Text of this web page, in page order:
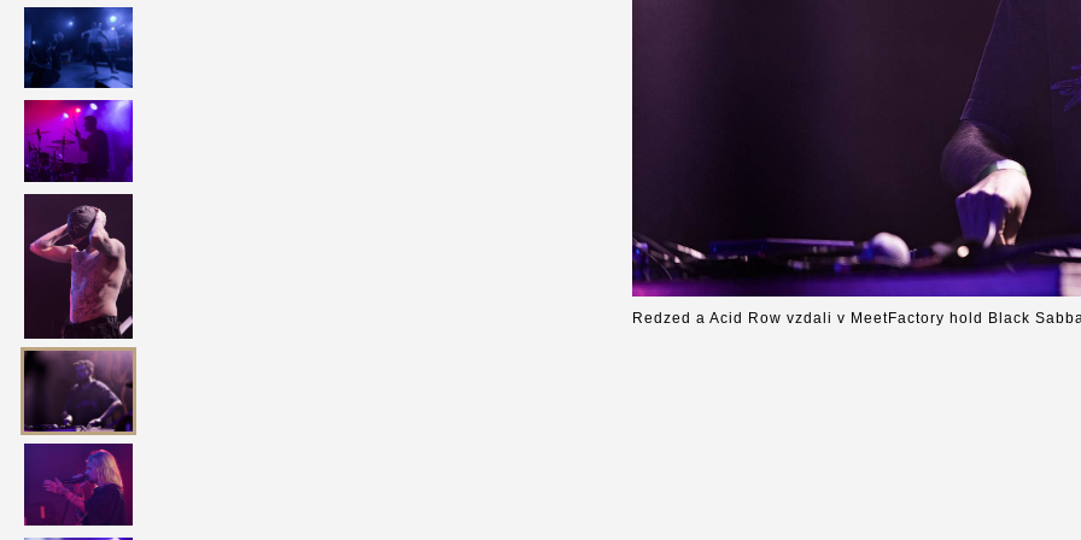
Redzed a Acid Row vzdali v MeetFactory hold Black